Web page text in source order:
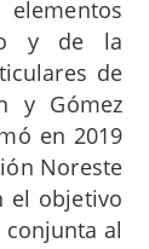
y de la
de
y Gómez
en 2019
Noreste
el objetivo
al